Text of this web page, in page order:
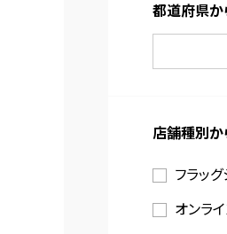
都道府県か
店舗種別か
フラッ
オンラ